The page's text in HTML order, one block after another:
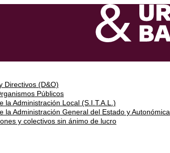
Directivos (D&O)
Públicos
la Administración Local (S.I.T.A.L.)
la Administración General del Estado y Autonómica
y colectivos sin ánimo de lucro